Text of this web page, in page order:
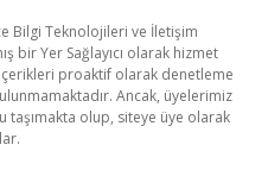
Bilgi Teknolojileri ve İletişim
bir Yer Sağlayıcı olarak hizmet
proaktif olarak denetleme
Ancak, üyelerimiz
taşımakta olup, siteye üye olarak